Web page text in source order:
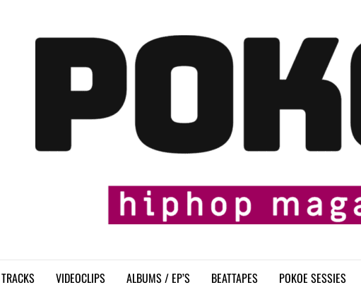
TRACKS VIDEOCLIPS ALBUMS / EP’S BEATTAPES POKOE SESSIES